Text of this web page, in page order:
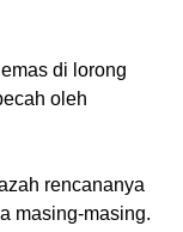
di lorong
oleh
rencananya
masing-masing.